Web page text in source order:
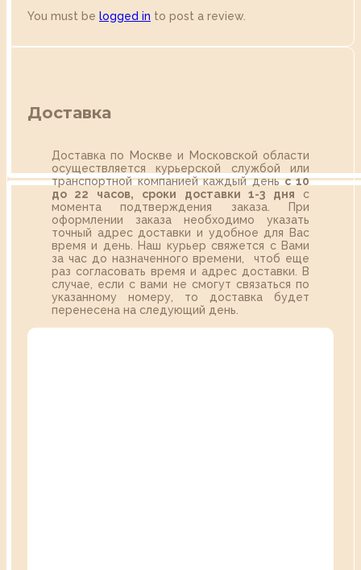
You must be logged in to post a review.
Доставка
Доставка по Москве и Московской области
осуществляется курьерской службой или
транспортной компанией каждый деньс 10
до 22 часов,
сроки доставки 1-3 дня с
момента подтверждения заказа. При
оформлении заказа необходимо указать
точный адрес доставки и удобное для Вас
время и день. Наш курьер свяжется с Вами
за час до назначенного времени, чтоб еще
раз согласовать время и адрес доставки. В
случае, если с вами не смогут связаться по
указанному номеру, то доставка будет
перенесена на следующий день.